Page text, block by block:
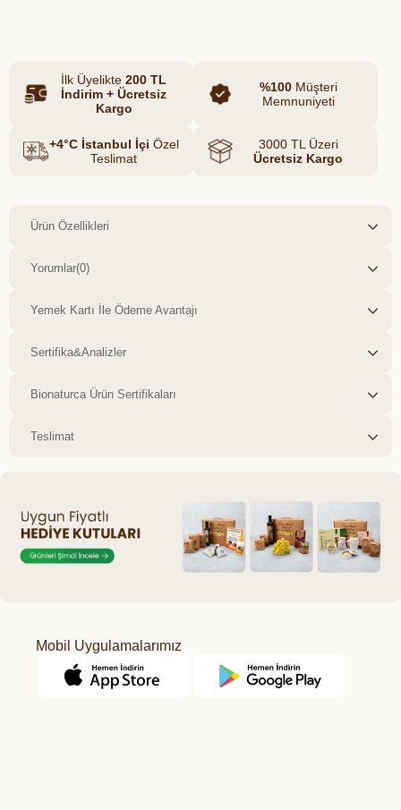
İlk Üyelikte 200 TL
İndirim + Ücretsiz
Kargo
%100Müşteri
Memnuniyeti
+4°C İstanbul İçi Özel
Teslimat
3000 TL Üzeri
Ücretsiz Kargo
Ürün Özellikleri
Yorumlar(0)
Yemek Kartı İle Ödeme Avantajı
Sertifika&Analizler
Bionaturca Ürün Sertifikaları
Teslimat
Mobil Uygulamalarımız